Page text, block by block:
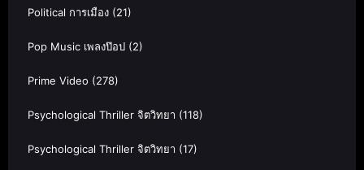
Political การเมือง (21)
Pop Music เพลงป๊อป (2)
Prime Video (278)
Psychological Thriller จิตวิทยา (118)
Psychological Thriller จิตวิทยา (17)